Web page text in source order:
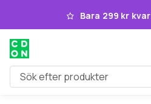
Hoppa till huvudinnehållet
Bara 299 kr
Sök efter produkter